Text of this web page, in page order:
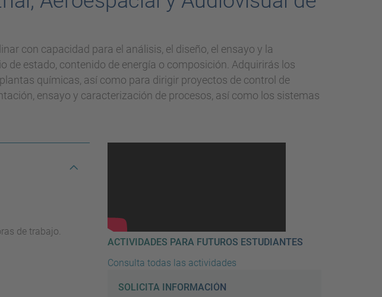
con capacidad para el análisis, el diseño, el ensayo y la
de estado, contenido de energía o composición. Adquirirás los
químicas, así como para dirigir proyectos de control de
ensayo y caracterización de procesos, así como los sistemas
de trabajo.
ACTIVIDADES PARA FUTUROS ESTUDIANTES
Consulta todas las actividades
SOLICITA INFORMACIÓN